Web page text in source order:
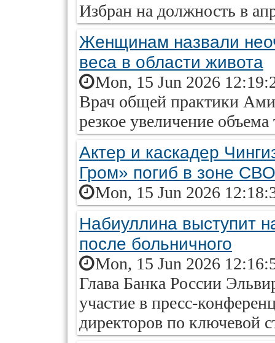
Избран на должность в
Женщинам назвали
веса в области живота
Mon, 15 Jun 2026
Врач общей практики
резкое увеличение
Актер и каскадер
Гром» погиб в зоне СВО
Mon, 15 Jun 2026
Набиуллина выступит
после больничного
Mon, 15 Jun 2026
Глава Банка России
участие в пресс-
директоров по ключевой